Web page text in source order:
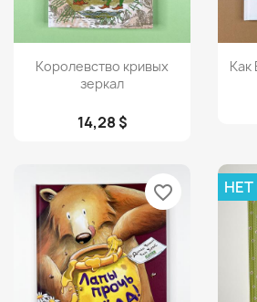
Просмотр
Королевство кривых
зеркал
14,28 $
Как
favorite_border